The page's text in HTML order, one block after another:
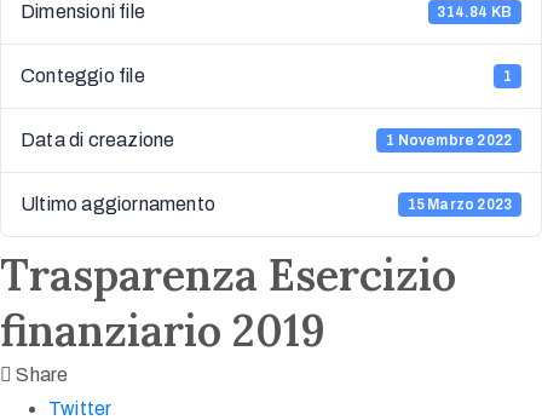
Dimensioni file 314.84 KB
Conteggio file 1
Data di creazione 1 Novembre 2022
Ultimo aggiornamento 15 Marzo 2023
Trasparenza Esercizio
finanziario 2019
Share
Twitter